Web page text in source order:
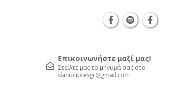
Επικοινωνήστε μαζί μας!
Στείλτε μας το μήνυμά σας στο
danioliptesgr@gmail.com